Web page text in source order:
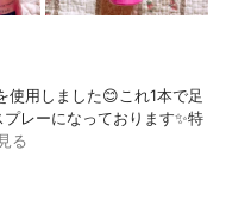
使用しました😊これ1本で足
レーになっております✨特
る